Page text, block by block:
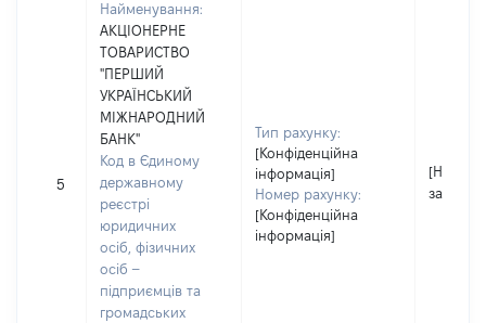
5
Найменування:
АКЦІОНЕРНЕ
ТОВАРИСТВО
"ПЕРШИЙ
УКРАЇНСЬКИЙ
МІЖНАРОДНИЙ
БАНК"
Код в Єдиному
державному
реєстрі
юридичних
осіб, фізичних
осіб –
підприємців та
громадських
Тип рахунку:
[Конфіденційна
інформація]
Номер рахунку:
[Конфіденційна
інформація]
[Не